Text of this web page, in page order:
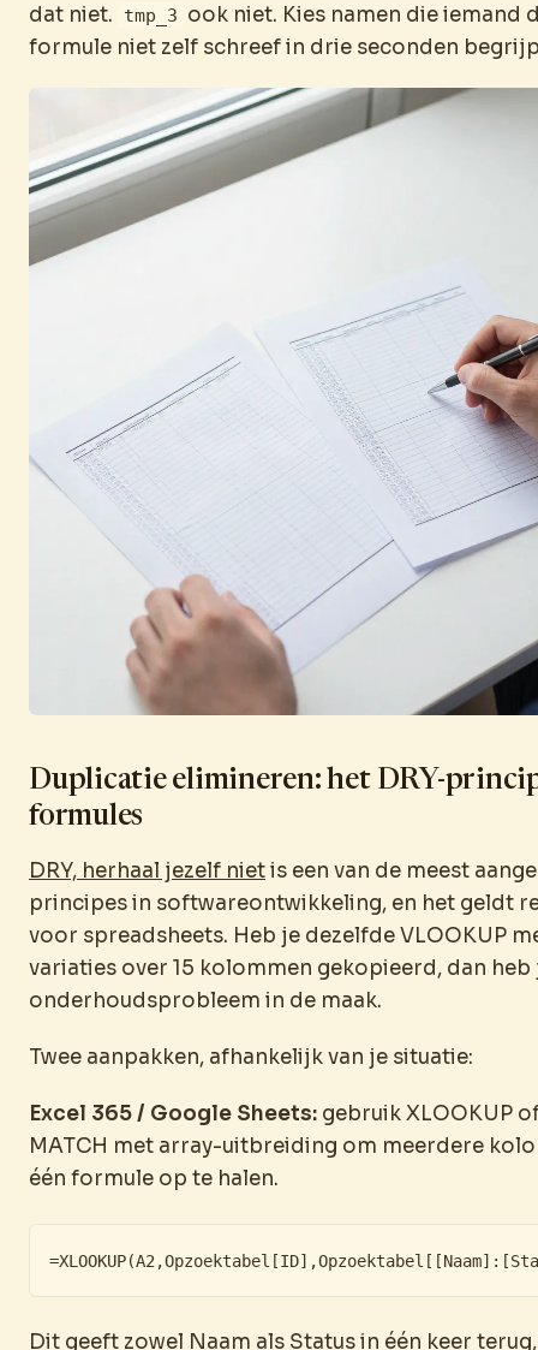
dat niet.
tmp_3 ook niet. Kies namen die iemand
formule niet zelf schreef in drie seconden
Duplicatie elimineren: het DRY-
formules
DRY, herhaal jezelf nietis een van de meest
principes in softwareontwikkeling, en het geldt
voor spreadsheets. Heb je dezelfde VLOOKUP
variaties over 15 kolommen gekopieerd, dan heb
onderhoudsprobleem in de maak.
Twee aanpakken, afhankelijk van je situatie:
Excel 365 / Google Sheets: gebruik XLOOKUP
MATCH met array-uitbreiding om meerdere
één formule op te halen.
Dit geeft zowel Naam als Status in één keer